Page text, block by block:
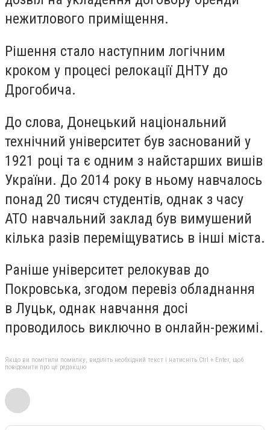
нежитлового приміщення.
Рішення стало наступним логічним
кроком у процесі релокації ДНТУ до
Дрогобича.
До слова, Донецький національний
технічний університет був заснований у
1921 році та є одним з найстарших вишів
України. До 2014 року в ньому навчалось
понад 20 тисяч студентів, однак з часу
АТО навчальний заклад був вимушений
кілька разів переміщуватись в інші міста.
Раніше університет релокував до
Покровська, згодом перевіз обладнання
в Луцьк, однак навчання досі
проводилось виключно в онлайн-режимі.
Якщо ви помітили помилку, виділіть необхідний текст і натисніть Ctrl + Enter, щоб
повідомити про це редакцію